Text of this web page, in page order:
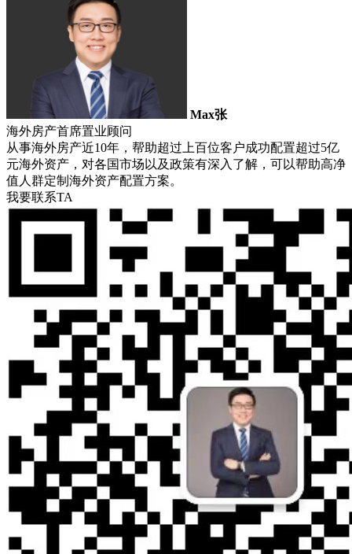
Max张
海外房产首席置业顾问
从事海外房产近10年，帮助超过上百位客户成功配置超过5亿
元海外资产，对各国市场以及政策有深入了解，可以帮助高净
值人群定制海外资产配置方案。
我要联系TA